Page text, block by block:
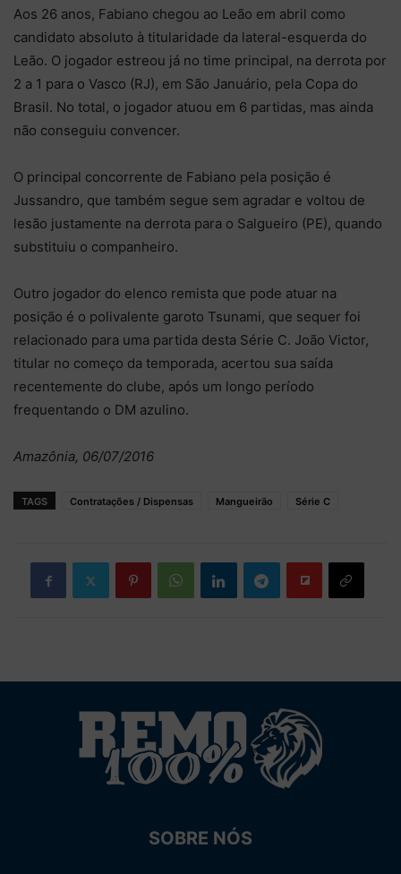
Aos 26 anos, Fabiano chegou ao Leão em abril como
candidato absoluto à titularidade da lateral-esquerda do
Leão. O jogador estreou já no time principal, na derrota por
2 a 1 para o Vasco (RJ), em São Januário, pela Copa do
Brasil. No total, o jogador atuou em 6 partidas, mas ainda
não conseguiu convencer.
O principal concorrente de Fabiano pela posição é
Jussandro, que também segue sem agradar e voltou de
lesão justamente na derrota para o Salgueiro (PE), quando
substituiu o companheiro.
Outro jogador do elenco remista que pode atuar na
posição é o polivalente garoto Tsunami, que sequer foi
relacionado para uma partida desta Série C. João Victor,
titular no começo da temporada, acertou sua saída
recentemente do clube, após um longo período
frequentando o DM azulino.
Amazônia, 06/07/2016
TAGS Contratações / Dispensas Mangueirão Série C
SOBRE NÓS